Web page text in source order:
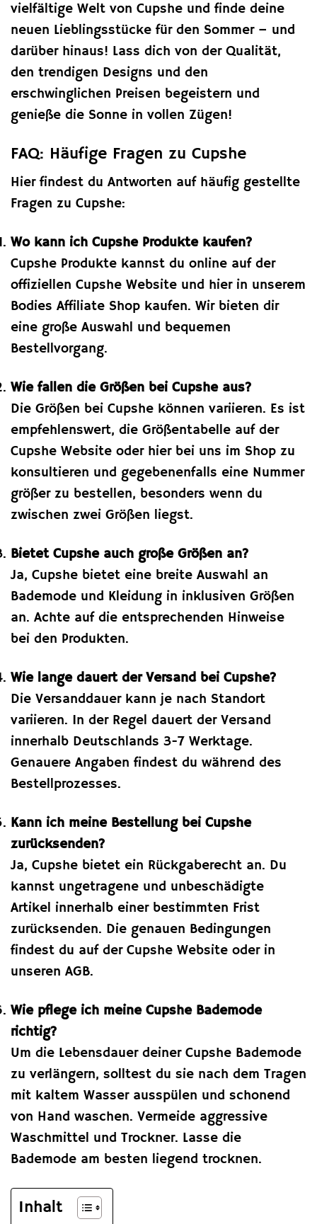
vielfältige Welt von Cupshe und finde deine
neuen Lieblingsstücke für den Sommer – und
darüber hinaus! Lass dich von der Qualität,
den trendigen Designs und den
erschwinglichen Preisen begeistern und
genieße die Sonne in vollen Zügen!
FAQ: Häufige Fragen zu Cupshe
Hier findest du Antworten auf häufig gestellte
Fragen zu Cupshe:
Wo kann ich Cupshe Produkte kaufen?
Cupshe Produkte kannst du online auf der
offiziellen Cupshe Website und hier in unserem
Bodies Affiliate Shop kaufen. Wir bieten dir
eine große Auswahl und bequemen
Bestellvorgang.
Wie fallen die Größen bei Cupshe aus?
Die Größen bei Cupshe können variieren. Es ist
empfehlenswert, die Größentabelle auf der
Cupshe Website oder hier bei uns im Shop zu
konsultieren und gegebenenfalls eine Nummer
größer zu bestellen, besonders wenn du
zwischen zwei Größen liegst.
Bietet Cupshe auch große Größen an?
Ja, Cupshe bietet eine breite Auswahl an
Bademode und Kleidung in inklusiven Größen
an. Achte auf die entsprechenden Hinweise
bei den Produkten.
Wie lange dauert der Versand bei Cupshe?
Die Versanddauer kann je nach Standort
variieren. In der Regel dauert der Versand
innerhalb Deutschlands 3-7 Werktage.
Genauere Angaben findest du während des
Bestellprozesses.
Kann ich meine Bestellung bei Cupshe
zurücksenden?
Ja, Cupshe bietet ein Rückgaberecht an. Du
kannst ungetragene und unbeschädigte
Artikel innerhalb einer bestimmten Frist
zurücksenden. Die genauen Bedingungen
findest du auf der Cupshe Website oder in
unseren AGB.
Wie pflege ich meine Cupshe Bademode
richtig?
Um die Lebensdauer deiner Cupshe Bademode
zu verlängern, solltest du sie nach dem Tragen
mit kaltem Wasser ausspülen und schonend
von Hand waschen. Vermeide aggressive
Waschmittel und Trockner. Lasse die
Bademode am besten liegend trocknen.
Inhalt